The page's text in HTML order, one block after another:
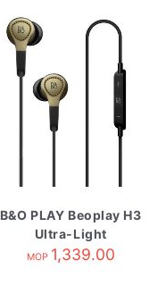
B&O PLAY Beoplay H3
Ultra-Light
Earphones
MOP 1,339.00